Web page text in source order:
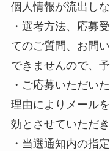
個人情報が流出し
・選考方法、応募
てのご質問、お問
できませんので、
・ご応募いただい
理由によりメール
効とさせていただき
・当選通知内の指